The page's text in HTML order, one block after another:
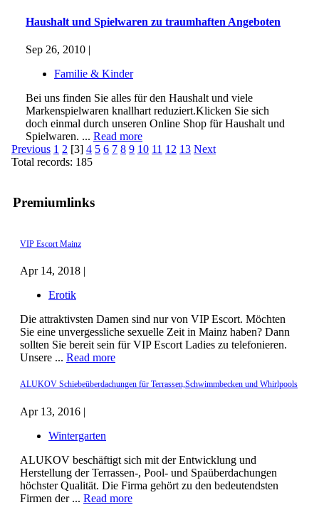
Premiumlinks
VIP Escort Mainz
Apr 14, 2018 |
Erotik
Die attraktivsten Damen sind nur von VIP Escort. Möchten
Sie eine unvergessliche sexuelle Zeit in Mainz haben? Dann
sollten Sie bereit sein für VIP Escort Ladies zu telefonieren.
Unsere ... Read more
ALUKOV Schiebeüberdachungen für Terrassen,Schwimmbecken und Whirlpools
Apr 13, 2016 |
Wintergarten
ALUKOV beschäftigt sich mit der Entwicklung und
Herstellung der Terrassen-, Pool- und Spaüberdachungen
höchster Qualität. Die Firma gehört zu den bedeutendsten
Firmen der ... Read more
Haushalt und Spielwaren zu traumhaften Angeboten
Sep 26, 2010 |
Familie & Kinder
Bei uns finden Sie alles für den Haushalt und viele
Markenspielwaren knallhart reduziert.Klicken Sie sich
doch einmal durch unseren Online Shop für Haushalt und
Spielwaren. ... Read more
Previous 1 2 [3] 4 5 6 7 8 9 10 11 12 13 Next
Total records: 185